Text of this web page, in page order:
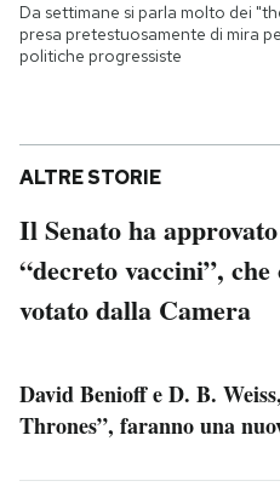
Da settimane si parla molto dei
presa pretestuosamente di mira
politiche progressiste
ALTRE STORIE
Il Senato ha
“decreto vaccini”,
votato dalla Camera
David Benioff e D. B.
Thrones”, faranno una